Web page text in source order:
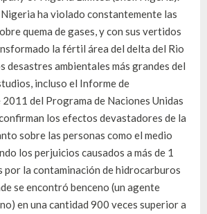
ha violado constantemente las
quema de gases, y con sus vertidos
la fértil área del delta del Rio
desastres ambientales más grandes del
incluso el Informe de
del Programa de Naciones Unidas
los efectos devastadores de la
sobre las personas como el medio
los perjuicios causados a más de 1
por la contaminación de hidrocarburos
se encontró benceno (un agente
en una cantidad 900 veces superior a